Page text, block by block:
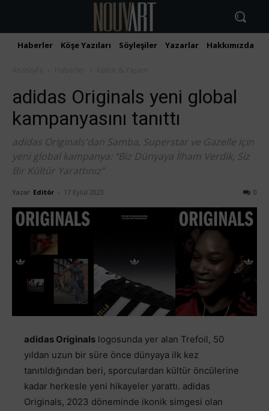
Haberler Köşe Yazıları Söyleşiler Yazarlar Hakkımızda
adidas Originals yeni global
kampanyasını tanıttı
adidas Originals'dan Samba, Superstar ve Gazelle için
yeni global kampanya: “Biz Dünyaya İlham Verdik, Siz
Bir Kültür Yarattınız”
Yazar Editör - 17 Eylül 2023 0
adidas Originals logosunda yer alan Trefoil, 50
yıldan uzun bir süre önce dünyaya ilk kez
tanıtıldığından beri, sporculardan kültür öncülerine
kadar herkesle yeni hikayeler yarattı. adidas
Originals, 2023 döneminde ikonik simgesi olan